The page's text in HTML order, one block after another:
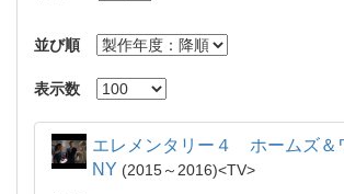
並び順
表示数
エレメンタリー４ ホームズ＆
NY
2015～2016
TV